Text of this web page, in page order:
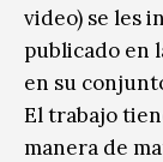
video) se les
publicado en
en su
El trabajo
manera de